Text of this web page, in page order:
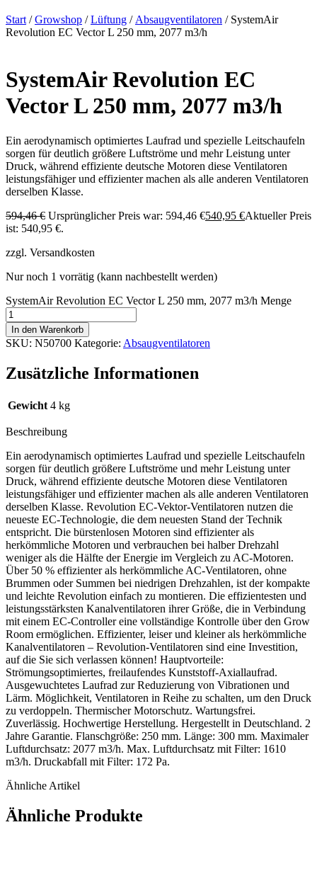
Start /Growshop /Lüftung / Absaugventilatoren / SystemAir
Revolution EC Vector L 250 mm, 2077 m3/h
SystemAir Revolution EC
Vector L 250 mm, 2077 m3/h
Ein aerodynamisch optimiertes Laufrad und spezielle Leitschaufeln
sorgen für deutlich größere Luftströme und mehr Leistung unter
Druck, während effiziente deutsche Motoren diese Ventilatoren
leistungsfähiger und effizienter machen als alle anderen Ventilatoren
derselben Klasse.
594,46€ Ursprünglicher Preis war: 594,46 €540,95 €Aktueller Preis
ist: 540,95 €.
zzgl. Versandkosten
Nur noch 1 vorrätig (kann nachbestellt werden)
SystemAir Revolution EC Vector L 250 mm, 2077 m3/h Menge
In den Warenkorb
SKU: N50700 Kategorie: Absaugventilatoren
Zusätzliche Informationen
Gewicht 4 kg
Beschreibung
Ein aerodynamisch optimiertes Laufrad und spezielle Leitschaufeln
sorgen für deutlich größere Luftströme und mehr Leistung unter
Druck, während effiziente deutsche Motoren diese Ventilatoren
leistungsfähiger und effizienter machen als alle anderen Ventilatoren
derselben Klasse. Revolution EC-Vektor-Ventilatoren nutzen die
neueste EC-Technologie, die dem neuesten Stand der Technik
entspricht. Die bürstenlosen Motoren sind effizienter als
herkömmliche Motoren und verbrauchen bei halber Drehzahl
weniger als die Hälfte der Energie im Vergleich zu AC-Motoren.
Über 50 % effizienter als herkömmliche AC-Ventilatoren, ohne
Brummen oder Summen bei niedrigen Drehzahlen, ist der kompakte
und leichte Revolution einfach zu montieren. Die effizientesten und
leistungsstärksten Kanalventilatoren ihrer Größe, die in Verbindung
mit einem EC-Controller eine vollständige Kontrolle über den Grow
Room ermöglichen. Effizienter, leiser und kleiner als herkömmliche
Kanalventilatoren – Revolution-Ventilatoren sind eine Investition,
auf die Sie sich verlassen können! Hauptvorteile:
Strömungsoptimiertes, freilaufendes Kunststoff-Axiallaufrad.
Ausgewuchtetes Laufrad zur Reduzierung von Vibrationen und
Lärm. Möglichkeit, Ventilatoren in Reihe zu schalten, um den Druck
zu verdoppeln. Thermischer Motorschutz. Wartungsfrei.
Zuverlässig. Hochwertige Herstellung. Hergestellt in Deutschland. 2
Jahre Garantie. Flanschgröße: 250 mm. Länge: 300 mm. Maximaler
Luftdurchsatz: 2077 m3/h. Max. Luftdurchsatz mit Filter: 1610
m3/h. Druckabfall mit Filter: 172 Pa.
Ähnliche Artikel
Ähnliche Produkte